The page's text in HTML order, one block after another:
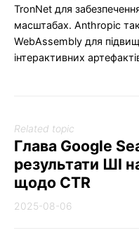
TronNet для
масштабах. Anthropic
WebAssembly для
інтерактивних
Related topic
Глава Google
результати ШІ
щодо CTR
2025-08-06